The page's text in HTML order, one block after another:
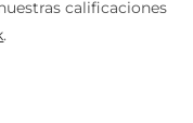
calificaciones
.